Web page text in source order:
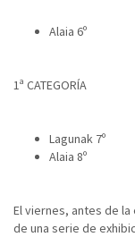
Alaia 6º
1ª CATEGORÍA
Lagunak 7º
Alaia 8º
El viernes, antes de
de una serie de